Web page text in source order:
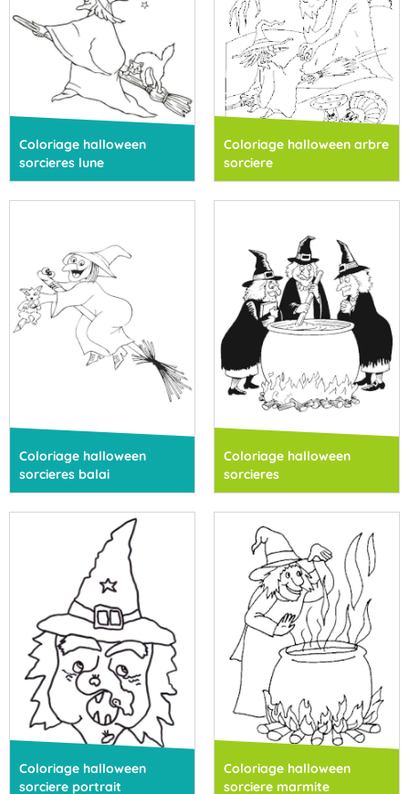
Coloriage halloween
sorcieres lune
Coloriage halloween arbre
sorciere
Coloriage halloween
sorcieres balai
Coloriage halloween
sorcieres
Coloriage halloween
sorciere portrait
Coloriage halloween
sorciere marmite